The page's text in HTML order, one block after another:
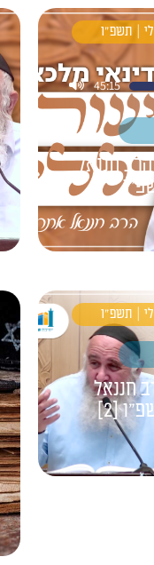
| תשפ"ו
45:15
חננאל
| תשפ"ו
חננאל
[2]